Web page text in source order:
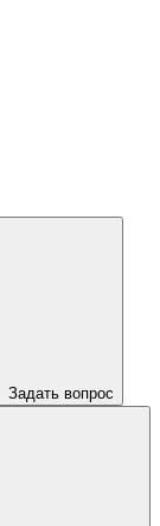
Задать вопрос